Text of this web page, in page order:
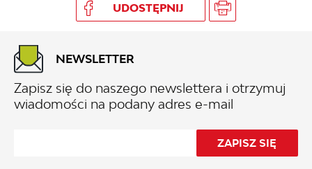
UDOSTĘPNIJ
NEWSLETTER
Zapisz się do naszego newslettera i otrzymuj
wiadomości na podany adres e-mail